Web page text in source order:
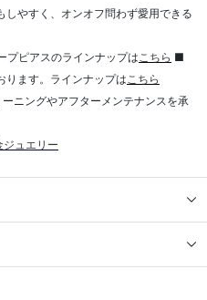
しやすく、オンオフ問わず愛用できる
プピアスのラインナップは こちら ■
ります。ラインナップは こちら
ニングやアフターメンテナンスを承
ジュエリー